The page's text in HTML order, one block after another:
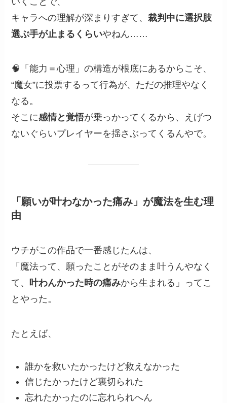
キャラへの理解が深まりすぎて、裁判中に選択肢
選ぶ手が止まるくらいやねん……
🧠「能力＝心理」の構造が根底にあるからこそ、
“魔女”に投票するって行為が、ただの推理やなく
なる。
そこに感情と覚悟が乗っかってくるから、えげつ
ないぐらいプレイヤーを揺さぶってくるんやで。
「願いが叶わなかった痛み」が魔法を生む理
由
ウチがこの作品で一番感じたんは、
「魔法って、願ったことがそのまま叶うんやなく
て、叶わんかった時の痛みから生まれる」ってこ
とやった。
たとえば、
誰かを救いたかったけど救えなかった
信じたかったけど裏切られた
忘れたかったのに忘れられへん